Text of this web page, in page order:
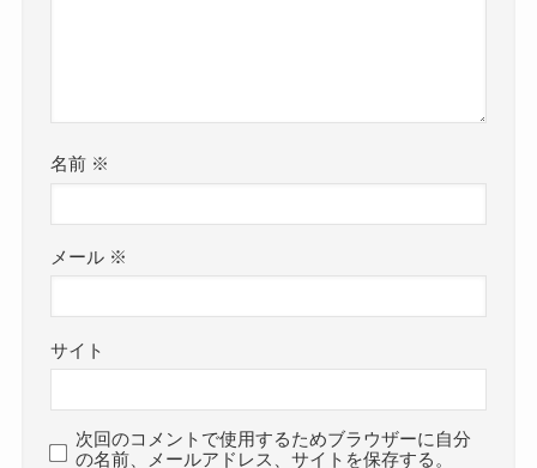
名前 ※
メール ※
サイト
次回のコメントで使用するためブラウザーに自分
の名前、メールアドレス、サイトを保存する。